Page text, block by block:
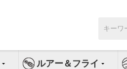
索:
ルアー＆フライ